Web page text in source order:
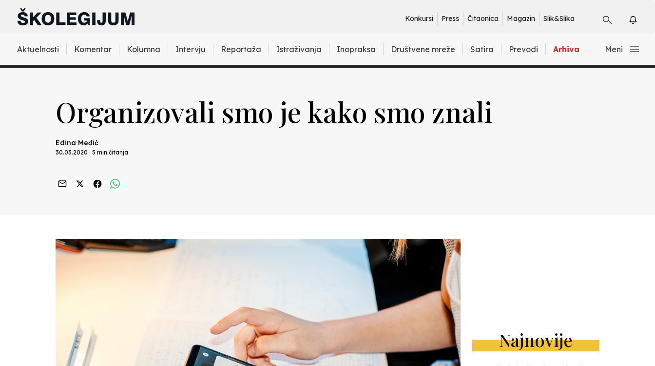
Konkursi Press Čitaonica Magazin Slik&Slika
Aktuelnosti Komentar Kolumna Intervju Reportaža Istraživanja Inopraksa Društvene mreže Satira Prevodi Arhiva Meni
Organizovali smo je kako smo znali
Edina Međić
30.03.2020 · 5 min čitanja
Najnovije